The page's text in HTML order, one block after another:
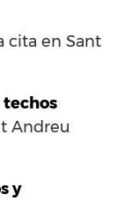
cita en Sant
Andreu
y